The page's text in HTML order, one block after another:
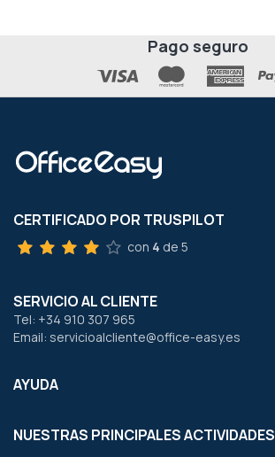
Pago seguro
CERTIFICADO POR TRUSPILOT
con 4 de 5
SERVICIO AL CLIENTE
Tel: +34 910 307 965
Email: servicioalcliente@office-easy.es
AYUDA
NUESTRAS PRINCIPALES ACTIVIDADES